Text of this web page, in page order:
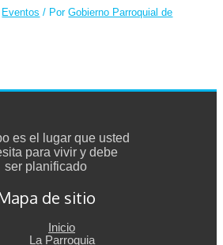
Eventos / PorGobierno Parroquial de
es el lugar que usted
para vivir y debe
ser planificado
de sitio
Inicio
La Parroquia